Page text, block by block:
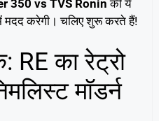
350 vs TVS Ronin की ये
करेगी। चलिए शुरू करते हैं!
का रेट्रो
मॉडर्न